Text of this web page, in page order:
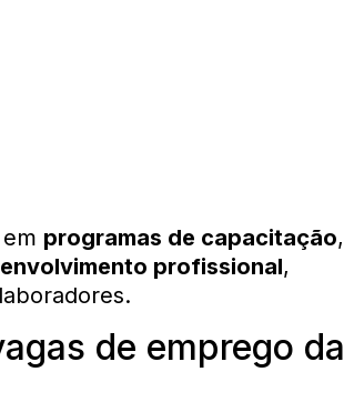
programas de capacitação,
profissional,
de emprego da